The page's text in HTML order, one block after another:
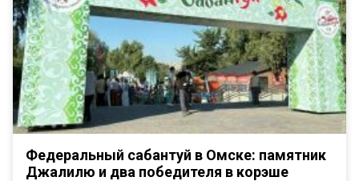
Федеральный сабантуй в Омске: памятник
Джалилю и два победителя в корэше